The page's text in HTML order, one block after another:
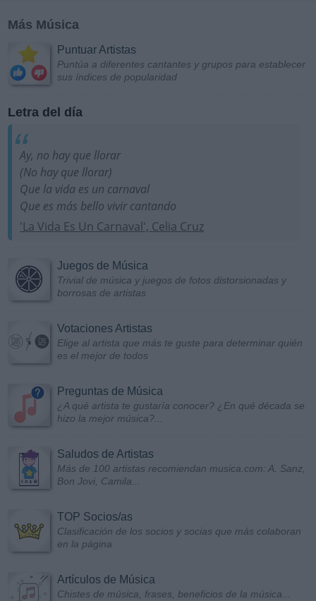
Más Música
Puntuar Artistas
Puntúa a diferentes cantantes y grupos para establecer
sus índices de popularidad
Letra del día
Ay, no hay que llorar
(No hay que llorar)
Que la vida es un carnaval
Que es más bello vivir cantando
'La Vida Es Un Carnaval', Celia Cruz
Juegos de Música
Trivial de música y juegos de fotos distorsionadas y
borrosas de artistas
Votaciones Artistas
Elige al artista que más te guste para determinar quién
es el mejor de todos
Preguntas de Música
¿A qué artista te gustaría conocer? ¿En qué década se
hizo la mejor música?...
Saludos de Artistas
Más de 100 artistas recomiendan musica.com: A. Sanz,
Bon Jovi, Camila...
TOP Socios/as
Clasificación de los socios y socias que más colaboran
en la página
Artículos de Música
Chistes de música, frases, beneficios de la música...